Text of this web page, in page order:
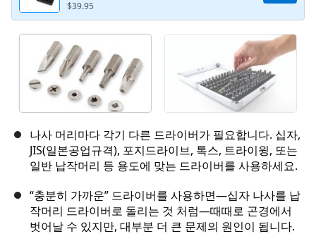
$39.95
나사 머리마다 각기 다른 드라이버가 필요합니다. 십자,
JIS(일본공업규격), 포지드라이브, 톡스, 트라이윙, 또는
일반 납작머리 등 용도에 맞는 드라이버를 사용하세요.
“충분히 가까운” 드라이버를 사용하면—십자 나사를 납
작머리 드라이버로 돌리는 것 처럼—때때로 곤경에서
벗어날 수 있지만, 대부분 더 큰 문제의 원인이 됩니다.